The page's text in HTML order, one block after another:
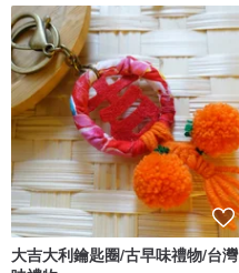
大吉大利鑰匙圈/古早味禮物/台灣